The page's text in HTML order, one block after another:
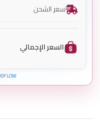
سعر الشحن
السعر الإجمالي